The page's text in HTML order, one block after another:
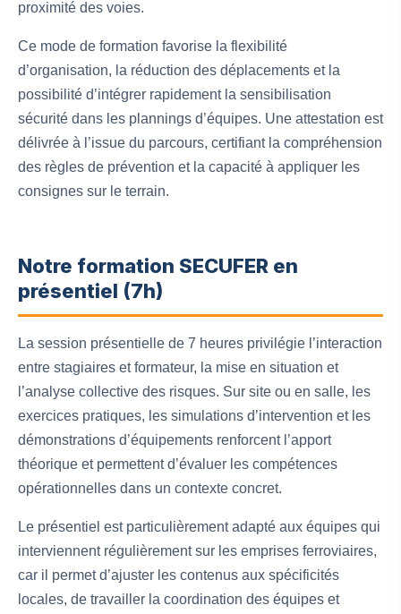
proximité des voies.
Ce mode de formation favorise la flexibilité
d’organisation, la réduction des déplacements et la
possibilité d’intégrer rapidement la sensibilisation
sécurité dans les plannings d’équipes. Une attestation est
délivrée à l’issue du parcours, certifiant la compréhension
des règles de prévention et la capacité à appliquer les
consignes sur le terrain.
Notre formation SECUFER en
présentiel (7h)
La session présentielle de 7 heures privilégie l’interaction
entre stagiaires et formateur, la mise en situation et
l’analyse collective des risques. Sur site ou en salle, les
exercices pratiques, les simulations d’intervention et les
démonstrations d’équipements renforcent l’apport
théorique et permettent d’évaluer les compétences
opérationnelles dans un contexte concret.
Le présentiel est particulièrement adapté aux équipes qui
interviennent régulièrement sur les emprises ferroviaires,
car il permet d’ajuster les contenus aux spécificités
locales, de travailler la coordination des équipes et